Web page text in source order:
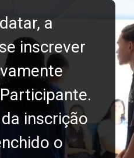
a
inscrever
inscrição
o